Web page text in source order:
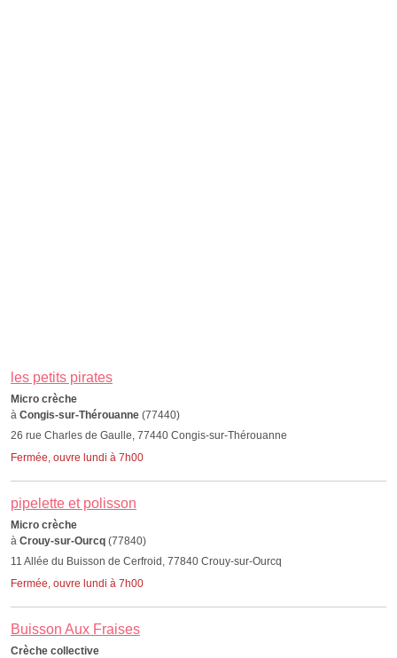
les petits pirates
Micro crèche
à Congis-sur-Thérouanne (77440)
26 rue Charles de Gaulle, 77440 Congis-sur-Thérouanne
Fermée, ouvre lundi à 7h00
pipelette et polisson
Micro crèche
à Crouy-sur-Ourcq (77840)
11 Allée du Buisson de Cerfroid, 77840 Crouy-sur-Ourcq
Fermée, ouvre lundi à 7h00
Buisson Aux Fraises
Crèche collective